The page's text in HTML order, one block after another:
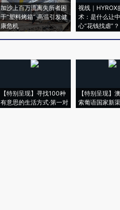
加沙上百万流离失所者困
于“塑料烤箱” 高温引发健
康危机
视线｜HYROX
术：是什么让
心“花钱找虐”？
【特别呈现】寻找100种
有意思的生活方式·第一对
【特别呈现】
索葡语国家新